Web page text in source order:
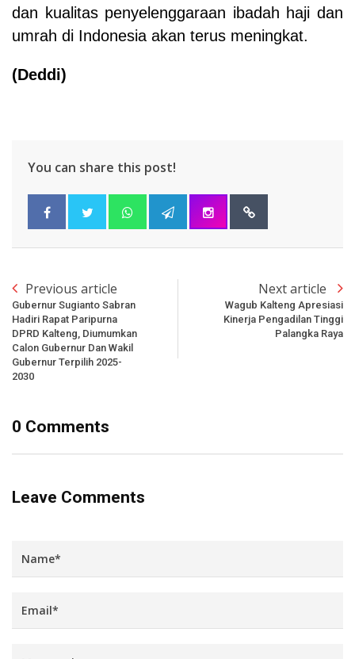
dan kualitas penyelenggaraan ibadah haji dan
umrah di Indonesia akan terus meningkat.
(Deddi)
You can share this post!
Previous article
Gubernur Sugianto Sabran
Hadiri Rapat Paripurna
DPRD Kalteng, Diumumkan
Calon Gubernur Dan Wakil
Gubernur Terpilih 2025-
2030
Next article
Wagub Kalteng Apresiasi
Kinerja Pengadilan Tinggi
Palangka Raya
0 Comments
Leave Comments